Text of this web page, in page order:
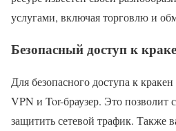
услугами, включая торговлю и
Безопасный доступ к
Для безопасного доступа к
VPN и Tor-браузер. Это позволит
защитить сетевой трафик. Также